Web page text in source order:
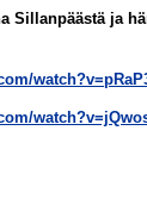
Sillanpäästä ja